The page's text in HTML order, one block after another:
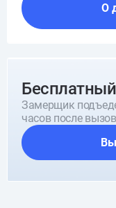
О
Замерщик
часов после